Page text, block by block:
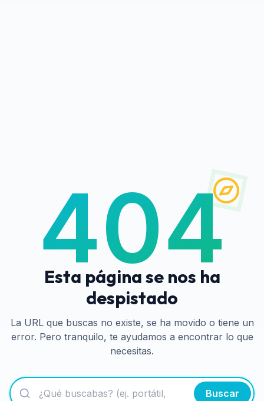
404
Esta página se nos ha
despistado
La URL que buscas no existe, se ha movido o tiene un
error. Pero tranquilo, te ayudamos a encontrar lo que
necesitas.
Buscar